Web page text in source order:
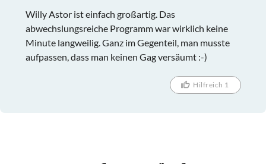
Willy Astor ist einfach großartig. Das
abwechslungsreiche Programm war wirklich keine
Minute langweilig. Ganz im Gegenteil, man musste
aufpassen, dass man keinen Gag versäumt :-)
Hilfreich 1